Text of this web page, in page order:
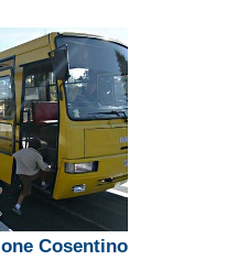
Cosentino